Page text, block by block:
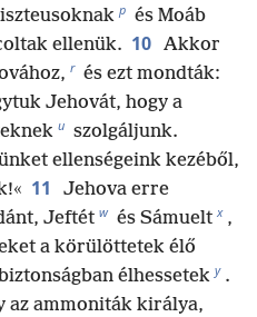
p és Moáb
ellenük. 10 Akkor
r és ezt mondták:
Jehovát, hogy a
u szolgáljunk.
ellenségeink kezéből,
11
Jehova erre
Jeftét w és Sámuelt x ,
a körülöttetek élő
élhessetek y .
ammoniták királya,